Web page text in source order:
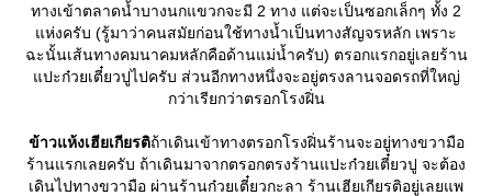
ทางเข้าตลาดน้ำบางนกแขวกจะมี 2 ทาง แต่จะเป็นซอกเล็กๆ ทั้ง 2
ห่งครับ (รู้มาว่าคนสมัยก่อนใช้ทางน้ำเป็นทางสัญจรหลัก เพราะ
ฉะนั้นเส้นทางคมนาคมหลักคือด้านแม่น้ำครับ) ตรอกแรกอยู่เลยร้าน
ปะก๋วยเตี๋ยวปูไปครับ ส่วนอีกทางหนึ่งจะอยู่ตรงลานจอดรถที่ใหญ่
กว่าเรียกว่าตรอกโรงฝิ่น
ข้าวแห้งเฮียเกียรติถ้าเดินเข้าทางตรอกโรงฝิ่นร้านจะอยู่ทางขวามือ
ร้านแรกเลยครับ ถ้าเดินมาจากตรอกตรงร้านแปะก๋วยเตี๋ยวปู จะต้อง
เดินไปทางขวามือ ผ่านร้านก๋วยเตี๋ยวกะลา ร้านเฮียเกียรติอยู่เลยแพ